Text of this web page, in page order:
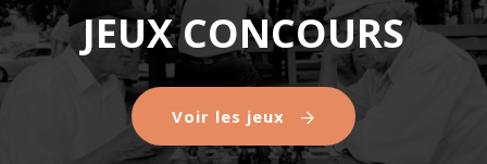
JEUX CONCOURS
Voir les jeux